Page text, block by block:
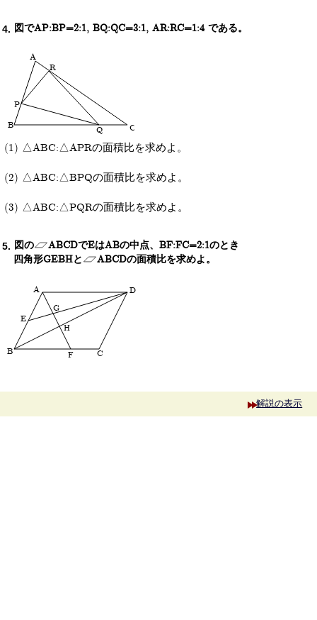
図でAP:BP=2:1, BQ:QC=3:1, AR:RC=1:4 である。
A
B
P
Q
R
C
△ABC:△APRの面積比を求めよ。
△ABC:△BPQの面積比を求めよ。
△ABC:△PQRの面積比を求めよ。
図の
ABCDでEはABの中点、BF:FC=2:1のとき
四角形GEBHと
ABCDの面積比を求めよ。
A
B C
D
E
F
G
H
解説の表示